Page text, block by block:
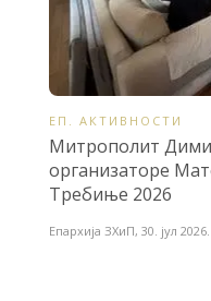
ЕП. АКТИВНОСТИ
Митрополит
организаторе
Требиње 2026
Епархија ЗХиП, 30. јул 2026.